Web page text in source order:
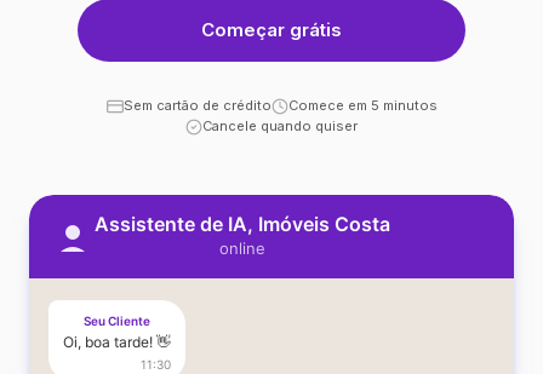
Começar grátis
Sem cartão de crédito
Comece em 5 minutos
Cancele quando quiser
Assistente de IA, Imóveis Costa
online
Seu Cliente
Oi, boa tarde! 👋
11:30